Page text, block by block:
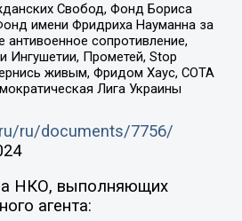
Свобод, Фонд Бориса
имени Фридриха Науманна за
сопротивление,
Ингушетии, Прометей, Stop
живым, Фридом Хаус, СОТА
Лига Украины
ru/documents/7756/
НКО, выполняющих
агента: